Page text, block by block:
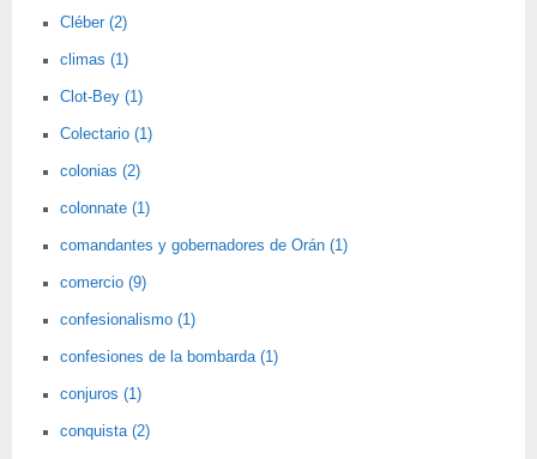
Cléber (2)
climas (1)
Clot-Bey (1)
Colectario (1)
colonias (2)
colonnate (1)
comandantes y gobernadores de Orán (1)
comercio (9)
confesionalismo (1)
confesiones de la bombarda (1)
conjuros (1)
conquista (2)